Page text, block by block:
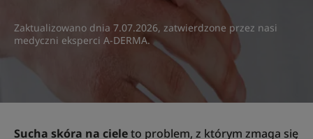
Zaktualizowano dnia 7.07.2026, zatwierdzone przez nasi
medyczni eksperci A-DERMA.
Sucha skóra na cieleto problem, z którym zmaga się